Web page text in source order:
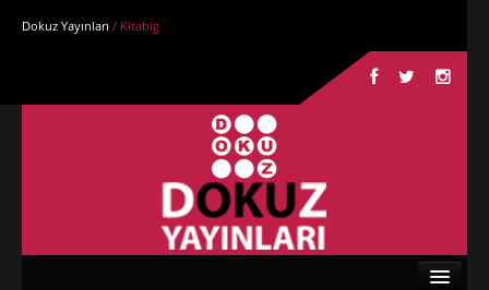
Dokuz Yayınları / Kitabig